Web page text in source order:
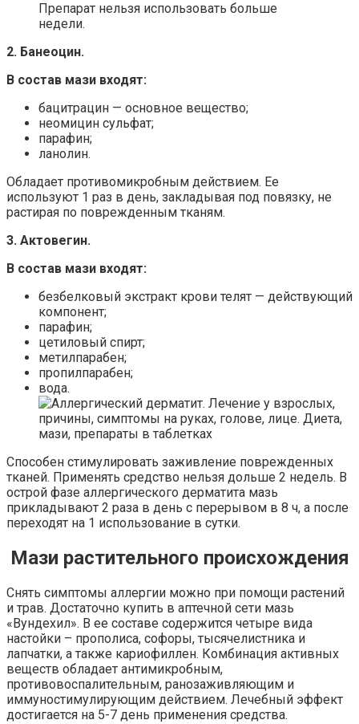
Препарат нельзя использовать больше
недели.
2. Банеоцин.
В состав мази входят:
бацитрацин — основное вещество;
неомицин сульфат;
парафин;
ланолин.
Обладает противомикробным действием. Ее
используют 1 раз в день, закладывая под повязку, не
растирая по поврежденным тканям.
3. Актовегин.
В состав мази входят:
безбелковый экстракт крови телят — действующий
компонент;
парафин;
цетиловый спирт;
метилпарабен;
пропилпарабен;
вода.
Способен стимулировать заживление поврежденных
тканей. Применять средство нельзя дольше 2 недель. В
острой фазе аллергического дерматита мазь
прикладывают 2 раза в день с перерывом в 8 ч, а после
переходят на 1 использование в сутки.
Мази растительного происхождения
Снять симптомы аллергии можно при помощи растений
и трав. Достаточно купить в аптечной сети мазь
«Вундехил». В ее составе содержится четыре вида
настойки – прополиса, софоры, тысячелистника и
лапчатки, а также кариофиллен. Комбинация активных
веществ обладает антимикробным,
противовоспалительным, ранозаживляющим и
иммуностимулирующим действием. Лечебный эффект
достигается на 5-7 день применения средства.